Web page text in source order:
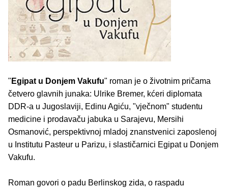
" Egipat u Donjem Vakufu" roman je o životnim pričama
četvero glavnih junaka: Ulrike Bremer, kćeri diplomata
DDR-a u Jugoslaviji, Edinu Agiću, "vječnom" studentu
medicine i prodavaču jabuka u Sarajevu, Mersihi
Osmanović, perspektivnoj mladoj znanstvenici zaposlenoj
u Institutu Pasteur u Parizu, i slastičarnici Egipat u Donjem
Vakufu.
Roman govori o padu Berlinskog zida, o raspadu